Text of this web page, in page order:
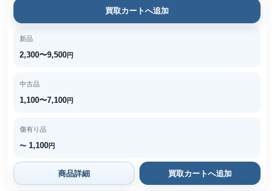
買取カートへ追加
新品
2,300〜9,500円
中古品
1,100〜7,100円
傷有り品
〜 1,100円
商品詳細 買取カートへ追加